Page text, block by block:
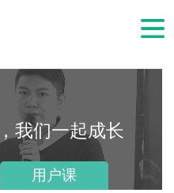
我们一起成长
用户课